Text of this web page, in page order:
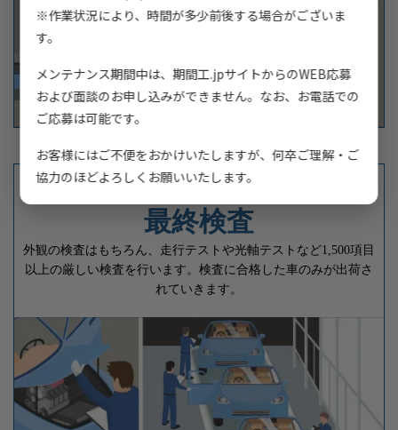
最終検査
外観の検査はもちろん、走行テストや光軸テストなど1,500項目
以上の厳しい検査を行います。検査に合格した車のみが出荷さ
れていきます。
※作業状況により、時間が多少前後する場合がございま
す。
メンテナンス期間中は、期間工.jpサイトからのWEB応募
および面談のお申し込みができません。なお、お電話での
ご応募は可能です。
お客様にはご不便をおかけいたしますが、何卒ご理解・ご
協力のほどよろしくお願いいたします。